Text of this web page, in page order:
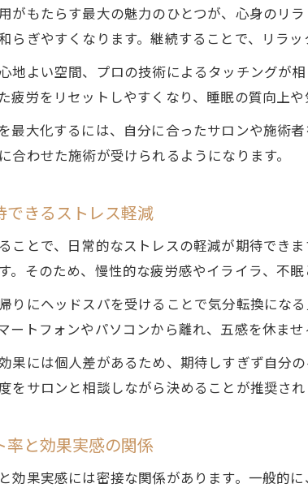
ヘッドスパリピートの
リピート時に確認
リピート利用者が
安全なヘッドスパ
がもたらす最大の魅力のひとつが、心身のリ
らぎやすくなります。継続することで、リラ
地よい空間、プロの技術によるタッチングが
疲労をリセットしやすくなり、睡眠の質向上や
最大化するには、自分に合ったサロンや施術
合わせた施術が受けられるようになります。
きるストレス軽減
ことで、日常的なストレスの軽減が期待でき
。そのため、慢性的な疲労感やイライラ、不
りにヘッドスパを受けることで気分転換にな
ートフォンやパソコンから離れ、五感を休ま
果には個人差があるため、期待しすぎず自分
をサロンと相談しながら決めることが推奨され
と効果実感の関係
効果実感には密接な関係があります。一般的